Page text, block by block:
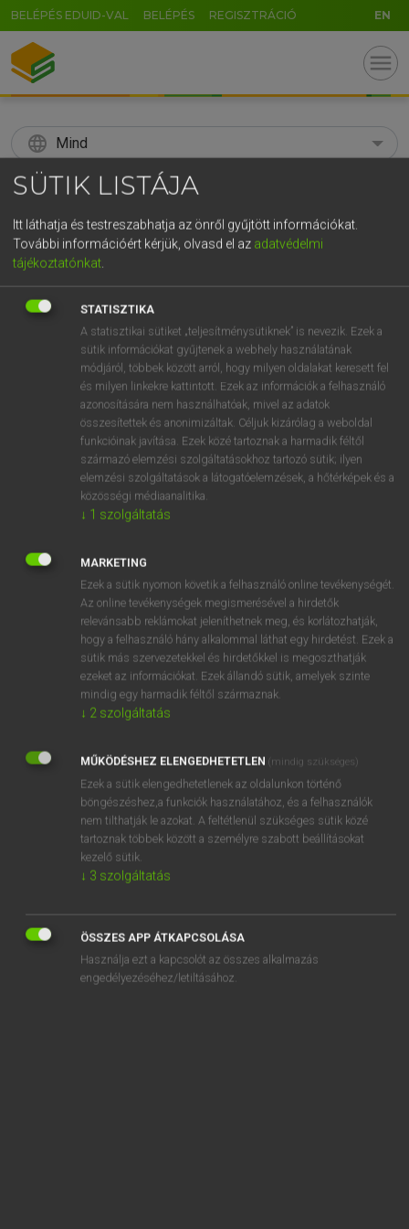
BELÉPÉS EDUID-VAL BELÉPÉS REGISZTRÁCIÓ EN
menu
language Mind
search
KERESÉS
Díjmentes angol szótár
amerikai autóklub
keresése szótárainkban
DÍJMENTES ANGOL SZÓTÁR
Á
SZOTAR.NET APPLIKÁCIÓ
ONLINE NYELVVIZSGA
SÜTIK LISTÁJA
Itt láthatja és testreszabhatja az önről gyűjtött információkat.
További információért kérjük, olvasd el az adatvédelmi
tájékoztatónkat
STATISZTIKA
A statisztikai sütiket „teljesítménysütiknek” is nevezik. Ezek a
sütik információkat gyűjtenek a webhely használatának
módjáról, többek között arról, hogy milyen oldalakat keresett fel
és milyen linkekre kattintott. Ezek az információk a felhasználó
azonosítására nem használhatóak, mivel az adatok
összesítettek és anonimizáltak. Céljuk kizárólag a weboldal
funkcióinak javítása. Ezek közé tartoznak a harmadik féltől
származó elemzési szolgáltatásokhoz tartozó sütik; ilyen
elemzési szolgáltatások a látogatóelemzések, a hőtérképek és a
közösségi médiaanalitika.
↓ 1 szolgáltatás
MARKETING
Ezek a sütik nyomon követik a felhasználó online tevékenységét.
Az online tevékenységek megismerésével a hirdetők
relevánsabb reklámokat jeleníthetnek meg, és korlátozhatják,
hogy a felhasználó hány alkalommal láthat egy hirdetést. Ezek a
sütik más szervezetekkel és hirdetőkkel is megoszthatják
ezeket az információkat. Ezek állandó sütik, amelyek szinte
mindig egy harmadik féltől származnak.
↓ 2 szolgáltatás
MŰKÖDÉSHEZ ELENGEDHETETLEN (mindig szükséges)
Ezek a sütik elengedhetetlenek az oldalunkon történő
böngészéshez,a funkciók használatához, és a felhasználók
nem tilthatják le azokat. A feltétlenül szükséges sütik közé
tartoznak többek között a személyre szabott beállításokat
kezelő sütik.
↓ 3 szolgáltatás
ÖSSZES APP ÁTKAPCSOLÁSA
Használja ezt a kapcsolót az összes alkalmazás
engedélyezéséhez/letiltásához.
GR
5 6 7 8 9 ö ü ó
r t z u i o p ő ú
k l ű
n m , . AltGr